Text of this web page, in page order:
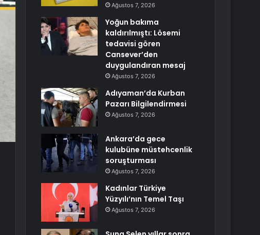
Ağustos 7, 2026
Yoğun bakıma
kaldırılmıştı: Lösemi
tedavisi gören
Cansever’den
duygulandıran mesaj
Ağustos 7, 2026
Adıyaman’da Kurban
Pazarı Bilgilendirmesi
Ağustos 7, 2026
Ankara’da gece
kulubüne müstehcenlik
soruşturması
Ağustos 7, 2026
Kadınlar Türkiye
Yüzyılı’nın Temel Taşı
Ağustos 7, 2026